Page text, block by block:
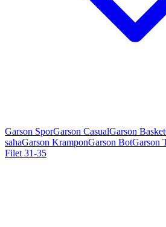
Garson SporGarson CasualGarson Basket
sahaGarson KramponGarson BotGarson
Filet 31-35